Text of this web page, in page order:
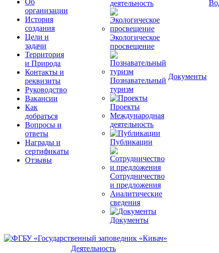
Об
организации
История
создания
Цели и
задачи
Территория
и Природа
Контакты и
реквизиты
Руководство
Вакансии
Как
добраться
Вопросы и
ответы
Награды и
сертификаты
Отзывы
деятельность
Экологическое
просвещение
Познавательный
туризм
Проекты
Международная
деятельность
Публикации
Сотрудничество
и предложения
Аналитические
сведения
Документы
Документы
Деятельность